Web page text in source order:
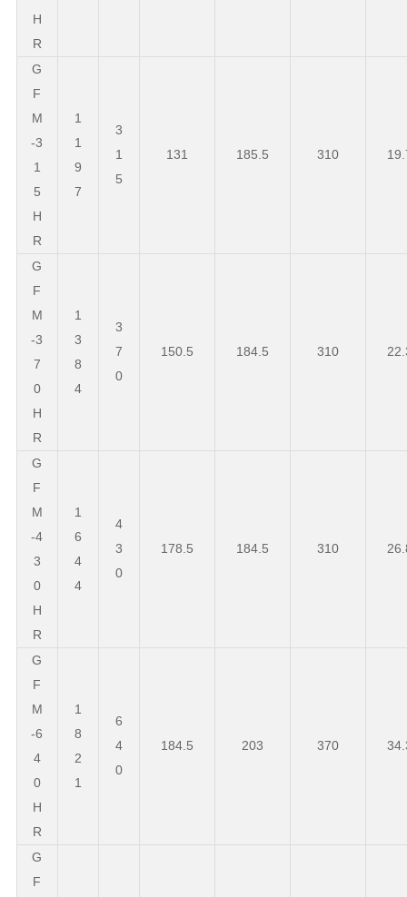
H
R
G
F
M
-3
1
5
H
R
1
1
9
7
3
1
5
131 185.5 310
G
F
M
-3
7
0
H
R
1
3
8
4
3
7
0
150.5 184.5 310
G
F
M
-4
3
0
H
R
1
6
4
4
4
3
0
178.5 184.5 310
G
F
M
-6
4
0
H
R
1
8
2
1
6
4
0
184.5 203 370
G
F